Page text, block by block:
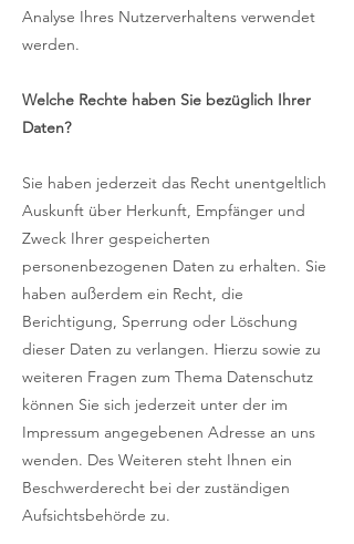
Analyse Ihres Nutzerverhaltens verwendet
werden.
Welche Rechte haben Sie bezüglich Ihrer
Daten?
Sie haben jederzeit das Recht unentgeltlich
Auskunft über Herkunft, Empfänger und
Zweck Ihrer gespeicherten
personenbezogenen Daten zu erhalten. Sie
haben außerdem ein Recht, die
Berichtigung, Sperrung oder Löschung
dieser Daten zu verlangen. Hierzu sowie zu
weiteren Fragen zum Thema Datenschutz
können Sie sich jederzeit unter der im
Impressum angegebenen Adresse an uns
wenden. Des Weiteren steht Ihnen ein
Beschwerderecht bei der zuständigen
Aufsichtsbehörde zu.